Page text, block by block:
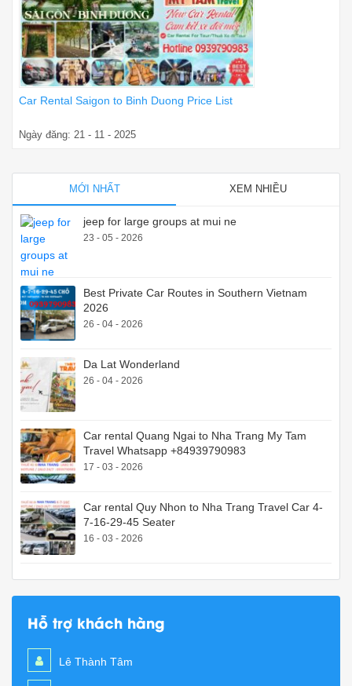
Car Rental Saigon to Binh Duong Price List
Ngày đăng: 21 - 11 - 2025
MỚI NHẤT XEM NHIỀU
jeep for large groups at mui ne
23 - 05 - 2026
Best Private Car Routes in Southern Vietnam
2026
26 - 04 - 2026
Da Lat Wonderland
26 - 04 - 2026
Car rental Quang Ngai to Nha Trang My Tam
Travel Whatsapp +84939790983
17 - 03 - 2026
Car rental Quy Nhon to Nha Trang Travel Car 4-
7-16-29-45 Seater
16 - 03 - 2026
Hỗ trợ khách hàng
Lê Thành Tâm